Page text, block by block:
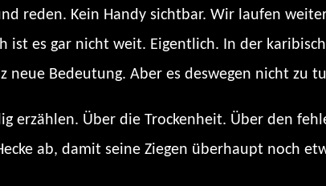
reden. Kein Handy sichtbar. Wir laufen
ist es gar nicht weit. Eigentlich. In der
Bedeutung. Aber es deswegen nicht zu
erzählen. Über die Trockenheit. Über den
ab, damit seine Ziegen überhaupt noch